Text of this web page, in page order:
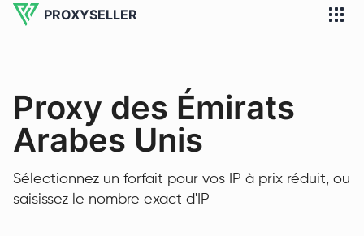
PROXYSELLER
Proxy des Émirats
Arabes Unis
Sélectionnez un forfait pour vos IP à prix réduit, ou
saisissez le nombre exact d'IP